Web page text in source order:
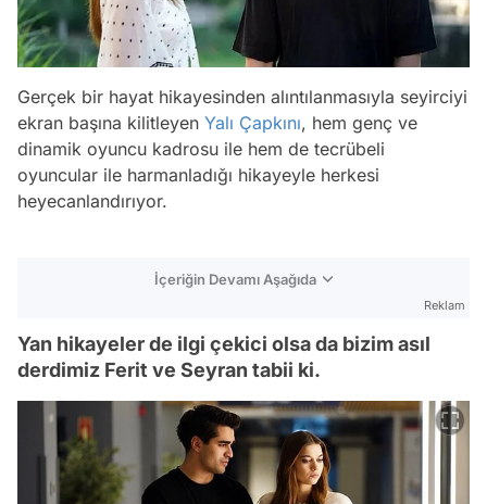
Gerçek bir hayat hikayesinden alıntılanmasıyla seyirciyi
ekran başına kilitleyen Yalı Çapkını, hem genç ve
dinamik oyuncu kadrosu ile hem de tecrübeli
oyuncular ile harmanladığı hikayeyle herkesi
heyecanlandırıyor.
İçeriğin Devamı Aşağıda
Reklam
Yan hikayeler de ilgi çekici olsa da bizim asıl
derdimiz Ferit ve Seyran tabii ki.